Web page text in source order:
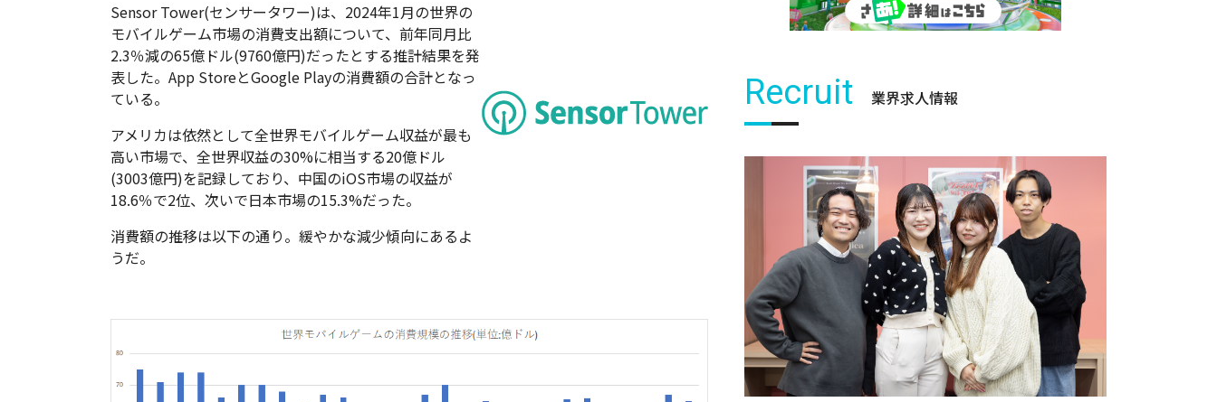
Sensor Tower(センサータワー)は、2024年1月の世界の
モバイルゲーム市場の消費支出額について、前年同月比
2.3％減の65億ドル(9760億円)だったとする推計結果を発
表した。App StoreとGoogle Playの消費額の合計となっ
ている。
アメリカは依然として全世界モバイルゲーム収益が最も
高い市場で、全世界収益の30%に相当する20億ドル
(3003億円)を記録しており、中国のiOS市場の収益が
18.6％で2位、次いで日本市場の15.3%だった。
消費額の推移は以下の通り。緩やかな減少傾向にあるよ
うだ。
Recruit 業界求人情報